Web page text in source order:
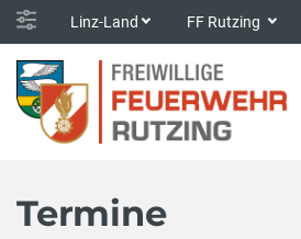
Linz-Land FF Rutzing
Termine